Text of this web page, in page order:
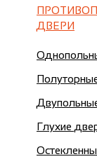
ДВЕРИ
Глухие